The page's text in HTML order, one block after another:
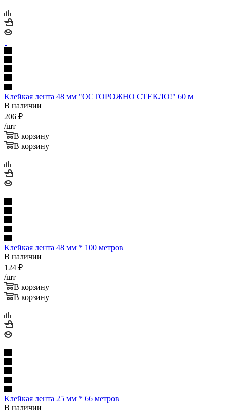
Клейкая лента 48 мм "ОСТОРОЖНО СТЕКЛО!" 60 м
В наличии
206 ₽
/шт
В корзину
В корзину
Клейкая лента 48 мм * 100 метров
В наличии
124 ₽
/шт
В корзину
В корзину
Клейкая лента 25 мм * 66 метров
В наличии